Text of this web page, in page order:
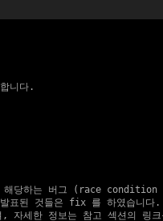
니다.
해당하는 버그 (race
표된 것들은 fix 를 하였습니다.
, 자세한 정보는 참고 섹션의 링